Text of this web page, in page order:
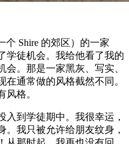
个 Shire 的郊区）的一家
学徒机会。我给他看了我的
。那是一家黑灰、写实、
通常做的风格截然不同。
风格。
到学徒期中。我很幸运，
我只被允许给朋友纹身，